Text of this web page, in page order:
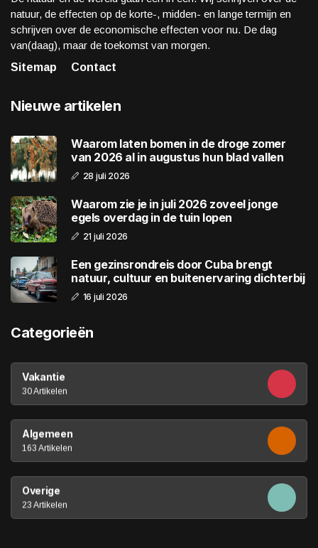
natuur, de effecten op de korte-, midden- en lange termijn en
schrijven over de economische effecten voor nu. De dag
van(daag), maar de toekomst van morgen.
Sitemap
Contact
Nieuwe artikelen
Waarom laten bomen in de droge zomer
van 2026 al in augustus hun blad vallen
28 juli 2026
Waarom zie je in juli 2026 zoveel jonge
egels overdag in de tuin lopen
21 juli 2026
Een gezinsrondreis door Cuba brengt
natuur, cultuur en buitenervaring dichterbij
16 juli 2026
Categorieën
Vakantie
30 Artikelen
Algemeen
163 Artikelen
Overige
23 Artikelen